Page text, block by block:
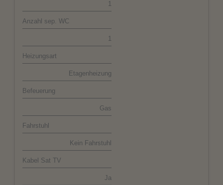
1
Anzahl sep. WC
1
Heizungsart
Etagenheizung
Befeuerung
Gas
Fahrstuhl
Kein Fahrstuhl
Kabel Sat TV
Ja